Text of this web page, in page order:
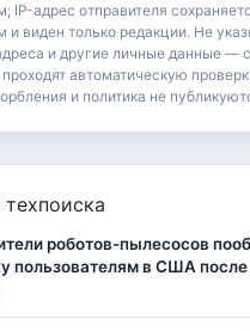
IP-адрес отправителя
виден только редакции. Не
и другие личные данные —
автоматическую
и политика не
роботов-пылесосов
пользователям в США после